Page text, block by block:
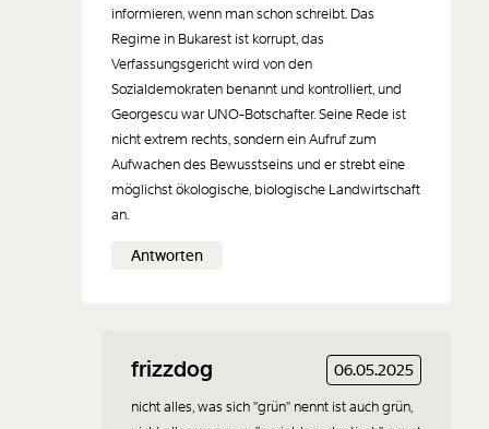
informieren, wenn man schon schreibt. Das
Regime in Bukarest ist korrupt, das
Verfassungsgericht wird von den
Sozialdemokraten benannt und kontrolliert, und
Georgescu war UNO-Botschafter. Seine Rede ist
nicht extrem rechts, sondern ein Aufruf zum
Aufwachen des Bewusstseins und er strebt eine
möglichst ökologische, biologische Landwirtschaft
an.
Antworten
frizzdog 06.05.2025
nicht alles, was sich "grün" nennt ist auch grün,